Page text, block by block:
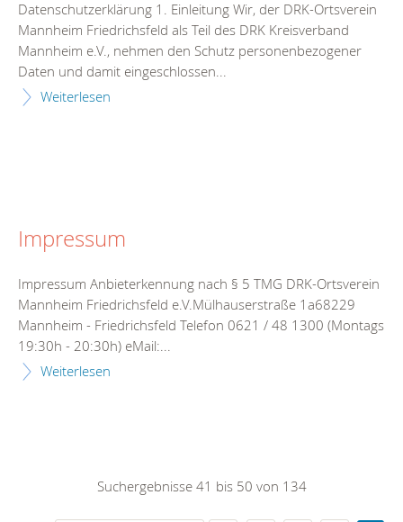
Datenschutzerklärung 1. Einleitung Wir, der DRK-Ortsverein
Mannheim Friedrichsfeld als Teil des DRK Kreisverband
Mannheim e.V., nehmen den Schutz personenbezogener
Daten und damit eingeschlossen...
Weiterlesen
Impressum
Impressum Anbieterkennung nach § 5 TMG DRK-Ortsverein
Mannheim Friedrichsfeld e.V.Mülhauserstraße 1a68229
Mannheim - Friedrichsfeld Telefon 0621 / 48 1300 (Montags
19:30h - 20:30h) eMail:...
Weiterlesen
Suchergebnisse 41 bis 50 von 134